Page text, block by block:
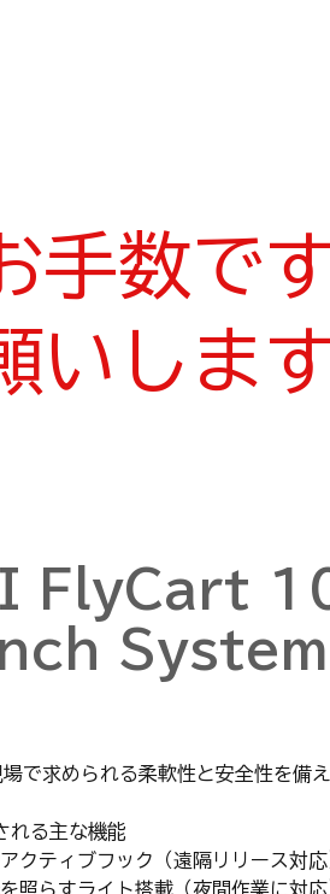
手数で
します
FlyCart
System
で求められる柔軟性と安全性を備
る主な機能
クティブフック（遠隔リリース対応
照らすライト搭載（夜間作業に対応